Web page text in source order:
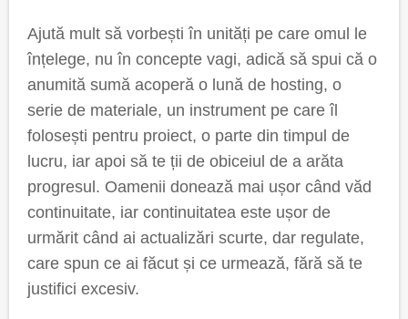
Ajută mult să vorbești în unități pe care omul le
înțelege, nu în concepte vagi, adică să spui că o
anumită sumă acoperă o lună de hosting, o
serie de materiale, un instrument pe care îl
folosești pentru proiect, o parte din timpul de
lucru, iar apoi să te ții de obiceiul de a arăta
progresul. Oamenii donează mai ușor când văd
continuitate, iar continuitatea este ușor de
urmărit când ai actualizări scurte, dar regulate,
care spun ce ai făcut și ce urmează, fără să te
justifici excesiv.